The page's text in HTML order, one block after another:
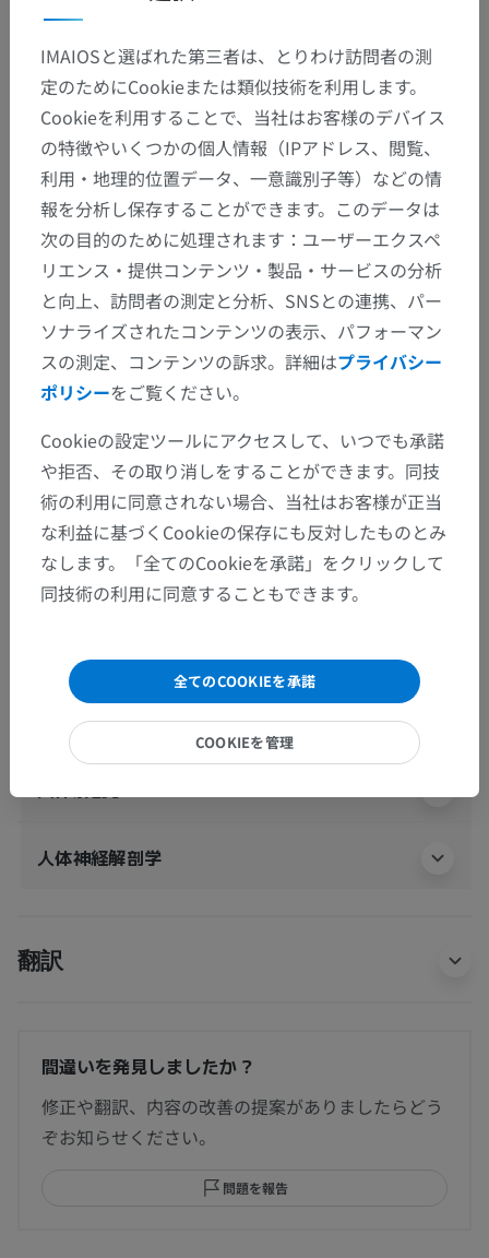
解剖学的階層
人体解剖学2
人体> 統合系> 心脈管系 > 体静脈>
下位構造：
この解剖学的部位には下位構造がありま
人体神経解剖学
翻訳
間違いを発見しましたか？
修正や翻訳、内容の改善の提案がありましたらどう
ぞお知らせください。
問題を報告
IMAIOSと選ばれた第三者は、とりわけ訪問者の測
定のためにCookieまたは類似技術を利用します。
Cookieを利用することで、当社はお客様のデバイス
の特徴やいくつかの個人情報（IPアドレス、閲覧、
利用・地理的位置データ、一意識別子等）などの情
報を分析し保存することができます。このデータは
次の目的のために処理されます：ユーザーエクスペ
リエンス・提供コンテンツ・製品・サービスの分析
と向上、訪問者の測定と分析、SNSとの連携、パー
ソナライズされたコンテンツの表示、パフォーマン
スの測定、コンテンツの訴求。詳細はプライバシー
ポリシーをご覧ください。
Cookieの設定ツールにアクセスして、いつでも承諾
や拒否、その取り消しをすることができます。同技
術の利用に同意されない場合、当社はお客様が正当
な利益に基づくCookieの保存にも反対したものとみ
なします。「全てのCookieを承諾」をクリックして
同技術の利用に同意することもできます。
全てのCOOKIEを承諾
COOKIEを管理